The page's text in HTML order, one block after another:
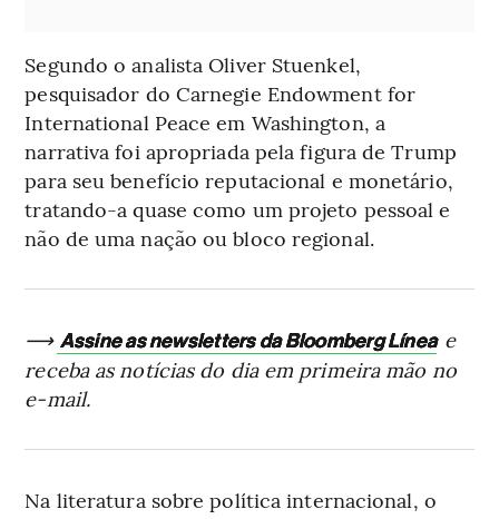
Segundo o analista Oliver Stuenkel,
pesquisador do Carnegie Endowment for
International Peace em Washington, a
narrativa foi apropriada pela figura de Trump
para seu benefício reputacional e monetário,
tratando-a quase como um projeto pessoal e
não de uma nação ou bloco regional.
⟶ Assine as newsletters da Bloomberg Línea e
receba as notícias do dia em primeira mão no
e-mail.
Na literatura sobre política internacional, o